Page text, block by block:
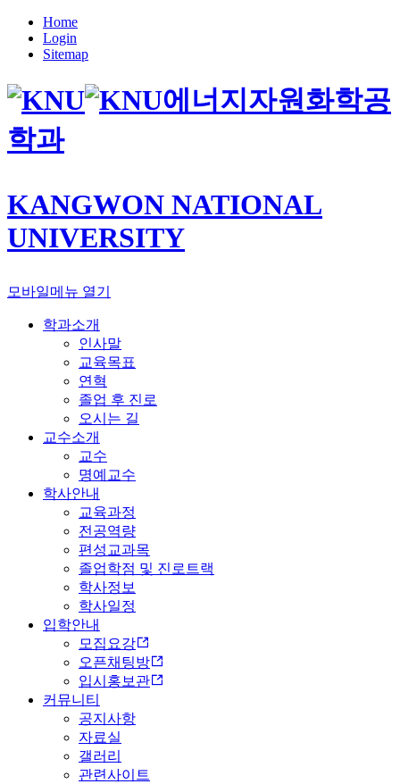
Home
Login
Sitemap
에너지자원화학공
학과
KANGWON NATIONAL
UNIVERSITY
모바일메뉴 열기
학과소개
인사말
교육목표
연혁
졸업 후 진로
오시는 길
교수소개
교수
명예교수
학사안내
교육과정
전공역량
편성교과목
졸업학점 및 진로트랙
학사정보
학사일정
입학안내
모집요강
오픈채팅방
입시홍보관
커뮤니티
공지사항
자료실
갤러리
관련사이트